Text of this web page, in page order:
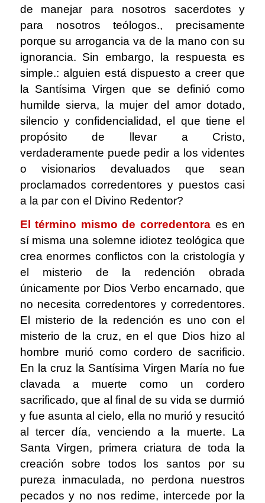
de manejar para nosotros sacerdotes y
para nosotros teólogos., precisamente
porque su arrogancia va de la mano con su
ignorancia. Sin embargo, la respuesta es
simple.: alguien está dispuesto a creer que
la Santísima Virgen que se definió como
humilde sierva, la mujer del amor dotado,
silencio y confidencialidad, el que tiene el
propósito de llevar a Cristo,
verdaderamente puede pedir a los videntes
o visionarios devaluados que sean
proclamados corredentores y puestos casi
a la par con el Divino Redentor?
El término mismo de corredentora es en
sí misma una solemne idiotez teológica que
crea enormes conflictos con la cristología y
el misterio de la redención obrada
únicamente por Dios Verbo encarnado, que
no necesita corredentores y corredentores.
El misterio de la redención es uno con el
misterio de la cruz, en el que Dios hizo al
hombre murió como cordero de sacrificio.
En la cruz la Santísima Virgen María no fue
clavada a muerte como un cordero
sacrificado, que al final de su vida se durmió
y fue asunta al cielo, ella no murió y resucitó
al tercer día, venciendo a la muerte. La
Santa Virgen, primera criatura de toda la
creación sobre todos los santos por su
pureza inmaculada, no perdona nuestros
pecados y no nos redime, intercede por la